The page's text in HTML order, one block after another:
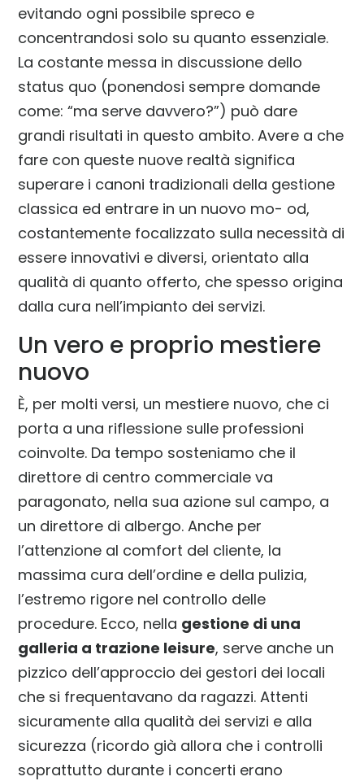
evitando ogni possibile spreco e
concentrandosi solo su quanto essenziale.
La costante messa in discussione dello
status quo (ponendosi sempre domande
come: “ma serve davvero?”) può dare
grandi risultati in questo ambito. Avere a che
fare con queste nuove realtà significa
superare i canoni tradizionali della gestione
classica ed entrare in un nuovo mo- od,
costantemente focalizzato sulla necessità di
essere innovativi e diversi, orientato alla
qualità di quanto offerto, che spesso origina
dalla cura nell’impianto dei servizi.
Un vero e proprio mestiere
nuovo
È, per molti versi, un mestiere nuovo, che ci
porta a una riflessione sulle professioni
coinvolte. Da tempo sosteniamo che il
direttore di centro commerciale va
paragonato, nella sua azione sul campo, a
un direttore di albergo. Anche per
l’attenzione al comfort del cliente, la
massima cura dell’ordine e della pulizia,
l’estremo rigore nel controllo delle
procedure. Ecco, nella gestione di una
galleria a trazione leisure, serve anche un
pizzico dell’approccio dei gestori dei locali
che si frequentavano da ragazzi. Attenti
sicuramente alla qualità dei servizi e alla
sicurezza (ricordo già allora che i controlli
soprattutto durante i concerti erano